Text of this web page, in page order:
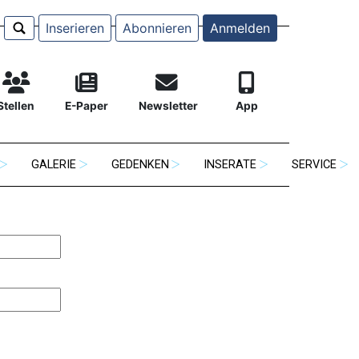
Inserieren Abonnieren Anmelden
E-Paper Newsletter App
GALERIE GEDENKEN INSERATE SERVICE